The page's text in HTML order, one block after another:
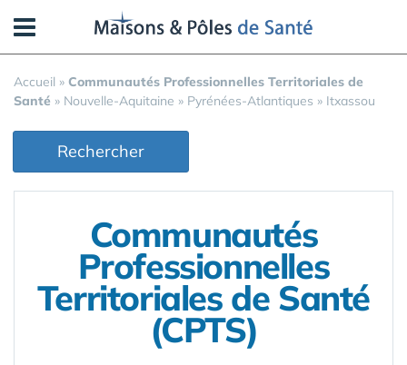
Accueil » Communautés Professionnelles Territoriales de
Santé » Nouvelle-Aquitaine » Pyrénées-Atlantiques » Itxassou
Rechercher
Communautés
Professionnelles
Territoriales de Santé
(CPTS)
Panneau de gestion des cookies